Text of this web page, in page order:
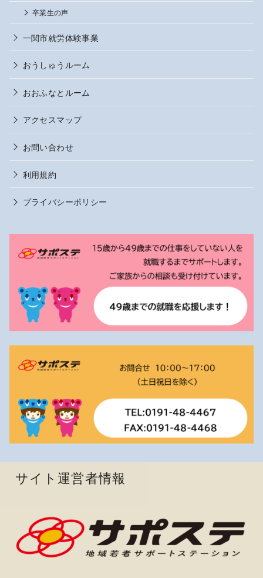
卒業生の声
一関市就労体験事業
おうしゅうルーム
おおふなとルーム
アクセスマップ
お問い合わせ
利用規約
プライバシーポリシー
サイト運営者情報